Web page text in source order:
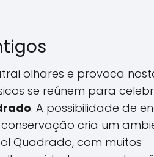
olhares e provoca
se reúnem para
. A possibilidade de
cria um
Quadrado, com muitos